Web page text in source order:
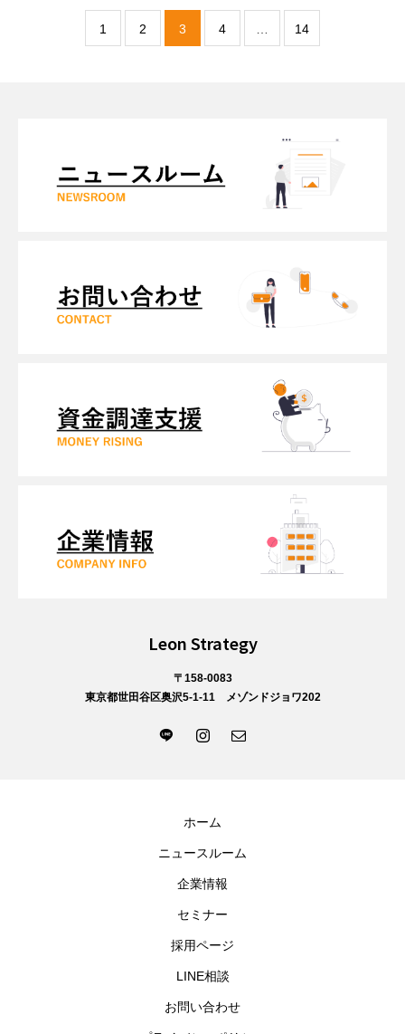
1 2 3 4 14
Leon Strategy
〒158-0083
東京都世田谷区奥沢5-1-11 メゾンドジョワ202
ホーム
ニュースルーム
企業情報
セミナー
採用ページ
LINE相談
お問い合わせ